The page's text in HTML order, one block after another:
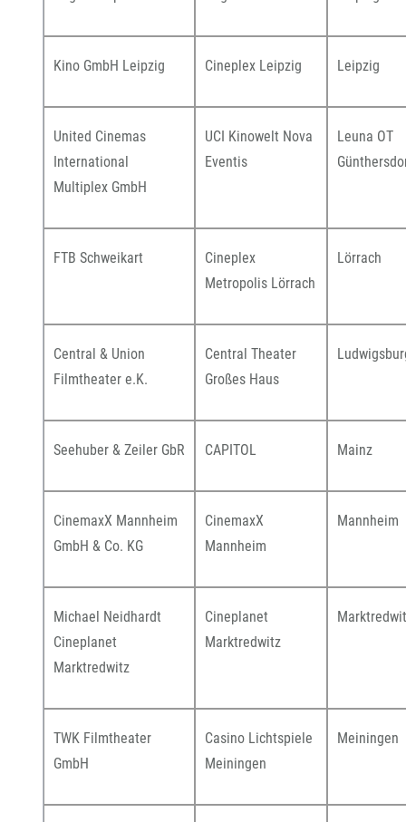
Kino GmbH Leipzig Cineplex Leipzig Leipzig
United Cinemas
International
Multiplex GmbH
UCI Kinowelt Nova
Eventis
Leuna OT
FTB Schweikart
Cineplex
Metropolis Lörrach
Lörrach
Central & Union
Filmtheater e.K.
Central Theater
Großes Haus
Seehuber & Zeiler GbR CAPITOL Mainz
CinemaxX Mannheim
GmbH & Co. KG
CinemaxX
Mannheim
Mannheim
Michael Neidhardt
Cineplanet
Marktredwitz
Cineplanet
Marktredwitz
TWK Filmtheater
GmbH
Casino Lichtspiele
Meiningen
Meiningen